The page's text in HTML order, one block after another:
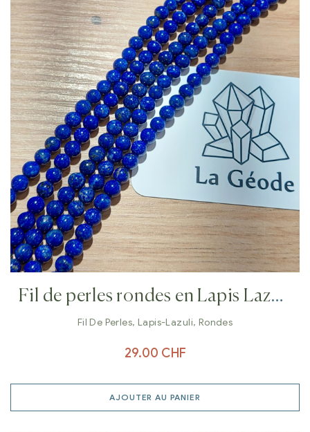
Fil de perles rondes en Lapis Lazuli
6 mm
Fil De Perles, Lapis-Lazuli, Rondes
29.00 CHF
AJOUTER AU PANIER